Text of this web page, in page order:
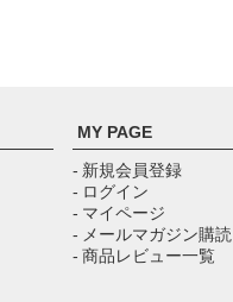
MY PAGE
- 新規会員登録
- ログイン
- マイページ
- メールマガジン購読
- 商品レビュー一覧